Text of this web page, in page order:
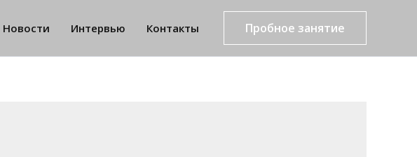
Новости Интервью Контакты Пробное занятие